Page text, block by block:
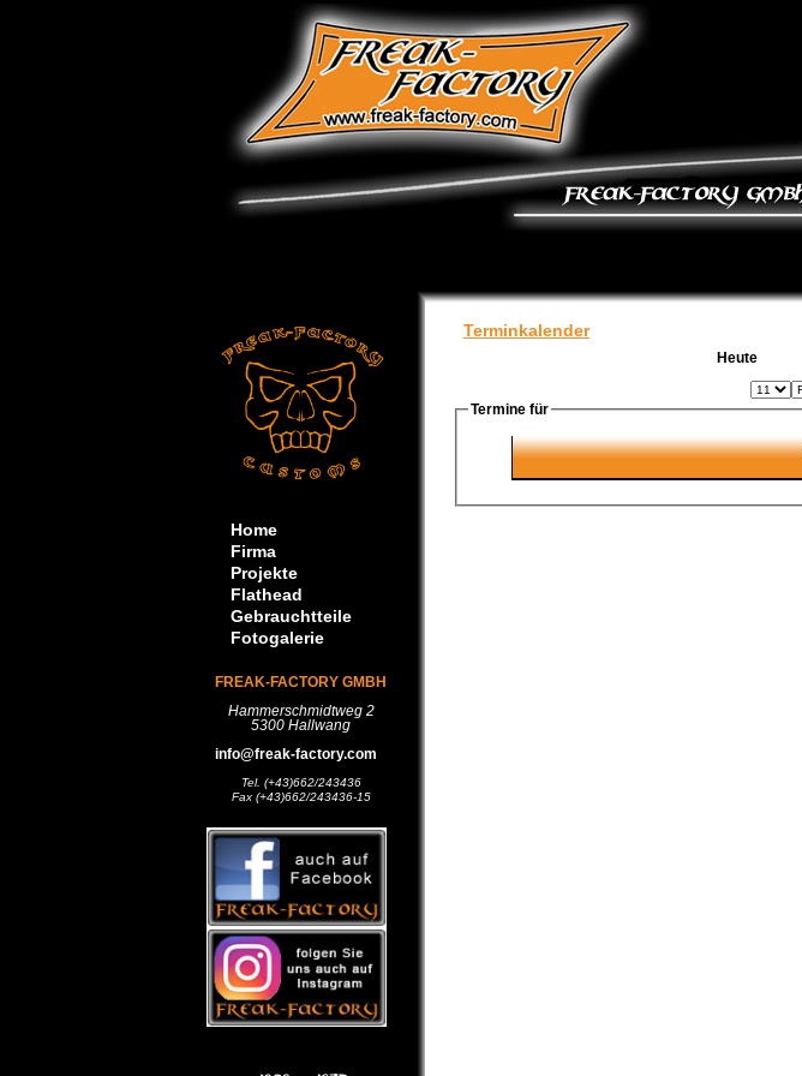
Home
Firma
Projekte
Flathead
Gebrauchtteile
Fotogalerie
FREAK-FACTORY GMBH
Hammerschmidtweg 2
5300 Hallwang
info@freak-factory.com
Tel. (+43)662/243436
Fax (+43)662/243436-15
Terminkalender
Heute
Termine für